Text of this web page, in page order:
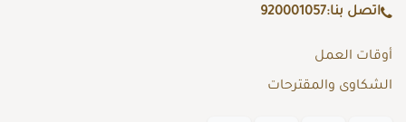
اتصل بنا:920001057
أوقات العمل
الشكاوى والمقترحات